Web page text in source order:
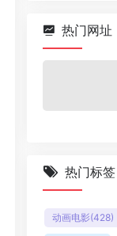
热门网址
热门标签
动画电影(428)